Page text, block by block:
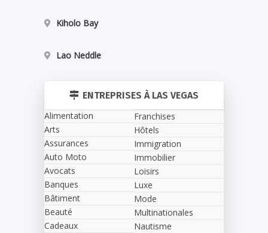
Kiholo Bay
Lao Neddle
ENTREPRISES À LAS VEGAS
Alimentation
Arts
Assurances
Auto Moto
Avocats
Banques
Bâtiment
Beauté
Cadeaux
Franchises
Hôtels
Immigration
Immobilier
Loisirs
Luxe
Mode
Multinationales
Nautisme